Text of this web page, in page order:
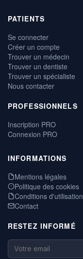
PATIENTS
Se connecter
Créer un compte
Trouver un médecin
Trouver un dentiste
Trouver un spécialiste
Nous contacter
PROFESSIONNELS
Inscription PRO
Connexion PRO
INFORMATIONS
Mentions légales
Politique des cookies
Conditions d'utilisation
Contact
RESTEZ INFORMÉ